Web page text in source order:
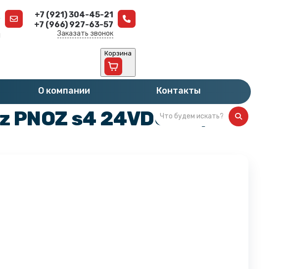
+7 (921) 304-45-21
+7 (966) 927-63-57
Заказать звонок
Корзина
О компании Контакты
PILZ PNOZ
s4 24VDC 3 n/o 1